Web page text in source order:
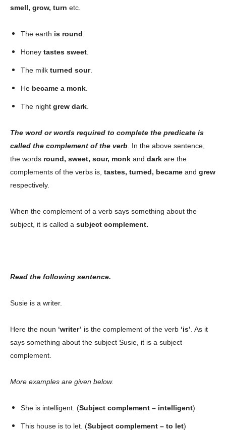
smell, grow, turn etc.
The earth is round
Honey tastes sweet
The milk turned sour.
He became a monk
The night grew dark
The word or words required to complete the predicate is
called the complement of the verb . In the above sentence,
the words round, sweet, sour, monk and dark are the
complements of the verbs is, tastes, turned, became and grew
respectively.
When the complement of a verb says something about the
subject, it is called a subject complement.
Read the following sentence.
Susie is a writer.
Here the noun ‘writer’ is the complement of the verb ‘is’ . As it
says something about the subject Susie, it is a subject
complement.
More examples are given below.
She is intelligent. (Subject complement – intelligent)
This house is to let. (Subject complement – to let)